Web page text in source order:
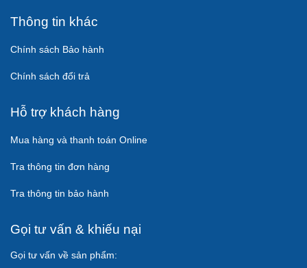
Thông tin khác
Chính sách Bảo hành
Chính sách đổi trả
Hỗ trợ khách hàng
Mua hàng và thanh toán Online
Tra thông tin đơn hàng
Tra thông tin bảo hành
Gọi tư vấn & khiếu nại
Gọi tư vấn về sản phẩm: